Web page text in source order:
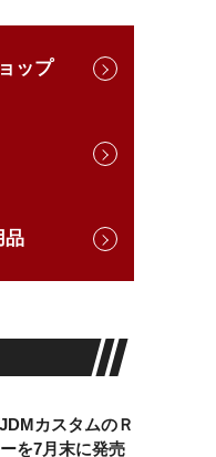
ップ
品
カスタムのＲ
を7月末に発売